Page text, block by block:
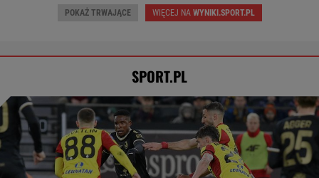
POKAŻ TRWAJĄCE WIĘCEJ NAWYNIKI.SPORT.PL
SPORT.PL